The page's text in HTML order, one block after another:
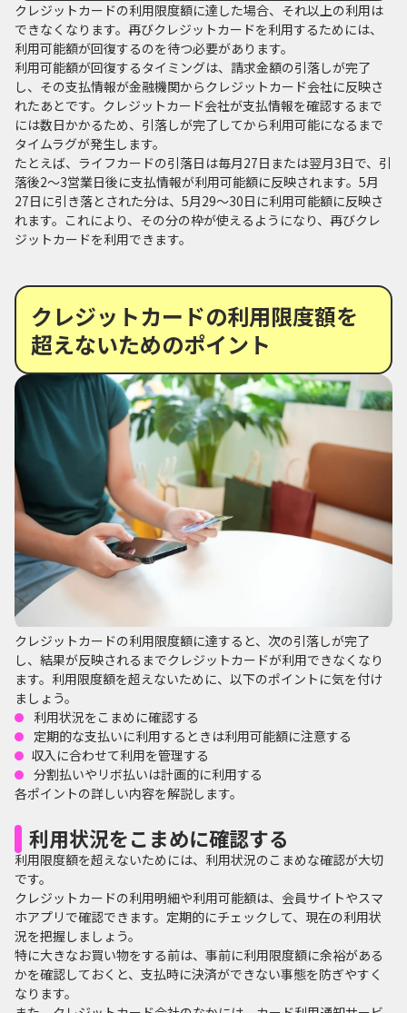
クレジットカードの利用限度額に達した場合、それ以上の利用は
できなくなります。再びクレジットカードを利用するためには、
利用可能額が回復するのを待つ必要があります。
利用可能額が回復するタイミングは、請求金額の引落しが完了
し、その支払情報が金融機関からクレジットカード会社に反映さ
れたあとです。クレジットカード会社が支払情報を確認するまで
には数日かかるため、引落しが完了してから利用可能になるまで
タイムラグが発生します。
たとえば、ライフカードの引落日は毎月27日または翌月3日で、引
落後2～3営業日後に支払情報が利用可能額に反映されます。5月
27日に引き落とされた分は、5月29～30日に利用可能額に反映さ
れます。これにより、その分の枠が使えるようになり、再びクレ
ジットカードを利用できます。
クレジットカードの利用限度額を
超えないためのポイント
クレジットカードの利用限度額に達すると、次の引落しが完了
し、結果が反映されるまでクレジットカードが利用できなくなり
ます。利用限度額を超えないために、以下のポイントに気を付け
ましょう。
利用状況をこまめに確認する
定期的な支払いに利用するときは利用可能額に注意する
収入に合わせて利用を管理する
分割払いやリボ払いは計画的に利用する
各ポイントの詳しい内容を解説します。
利用状況をこまめに確認する
利用限度額を超えないためには、利用状況のこまめな確認が大切
です。
クレジットカードの利用明細や利用可能額は、会員サイトやスマ
ホアプリで確認できます。定期的にチェックして、現在の利用状
況を把握しましょう。
特に大きなお買い物をする前は、事前に利用限度額に余裕がある
かを確認しておくと、支払時に決済ができない事態を防ぎやすく
なります。